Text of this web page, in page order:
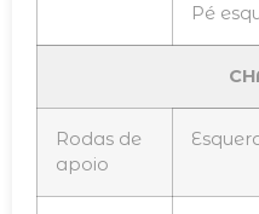
Pé
Rodas de
apoio